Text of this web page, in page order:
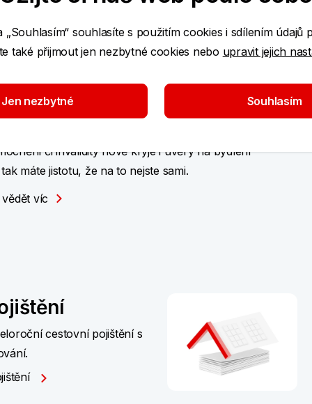
si můžete s Elánem
i úvěry
rizikové životní pojištění Elán od KB
či invalidity nově kryje i úvěry na bydlení
máte jistotu, že na to nejste sami.
vědět víc
cestovní pojištění s
„Souhlasím“ souhlasíte s použitím cookies i sdílením údajů
také přijmout jen nezbytné cookies nebo upravit jejich
Jen nezbytné Souhlasím